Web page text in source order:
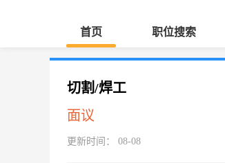
首页 职位搜索
切割/焊工
面议
更新时间： 08-08